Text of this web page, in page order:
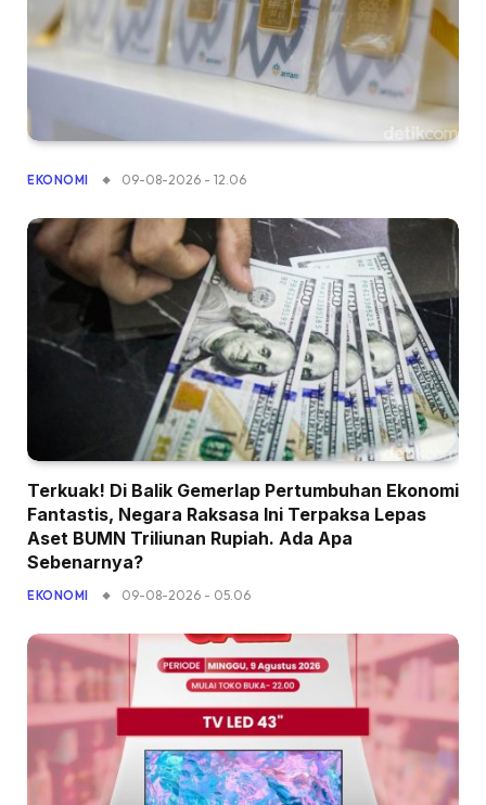
EKONOMI 09-08-2026 - 12.06
Terkuak! Di Balik Gemerlap Pertumbuhan Ekonomi
Fantastis, Negara Raksasa Ini Terpaksa Lepas
Aset BUMN Triliunan Rupiah. Ada Apa
Sebenarnya?
EKONOMI 09-08-2026 - 05.06